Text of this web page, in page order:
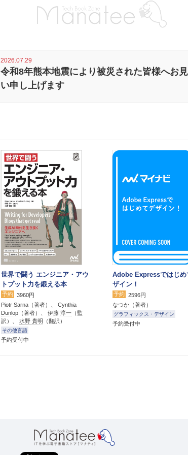
2026.07.29
令和8年熊本地震により被災された皆様へお
い申し上げます
世界で闘う エンジニア・アウ
トプット力を鍛える本
予約 3960円
Piotr Sarna （著者）、 Cynthia
Dunlop （著者）、 伊藤 淳一 （監
訳）、 水野 貴明 （翻訳）
その他言語
予約受付中
Adobe Expressではじめ
ザイン！
予約 2596円
なつか （著者）
グラフィックス・デザイン
予約受付中